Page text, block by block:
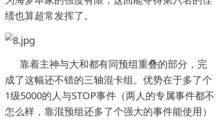
绩也算超常发挥了。
靠着主神与大和都有同预组重叠的部分，完
成了这幅还不错的三轴混卡组。优势在于多了个
1级5000的人与STOP事件（两人的专属事件都不
怎么样，靠混预组还多了个强大的事件能使用）